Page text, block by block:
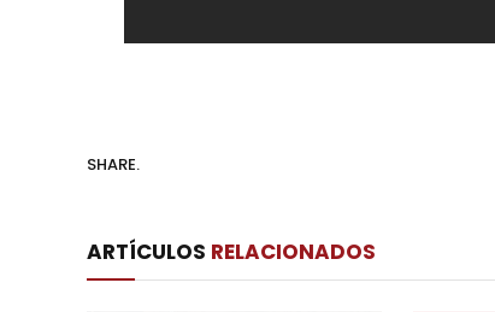
SHARE.
ARTÍCULOS RELACIONADOS